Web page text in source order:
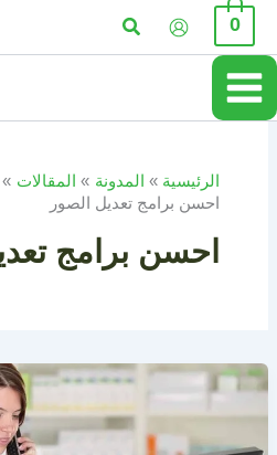
تخطي
المحتوى
0 البحث
الرئيسية المدونة
المقالات
احسن برامج تعديل الصور
احسن برامج